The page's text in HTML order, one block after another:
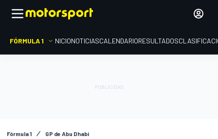
FÓRMULA 1 INICIONOTICIASCALENDARIORESULTADOS
Fórmula 1 GP de Abu Dhabi